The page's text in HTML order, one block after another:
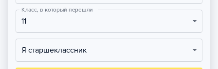
Класс, в который перешли
11
Я старшеклассник